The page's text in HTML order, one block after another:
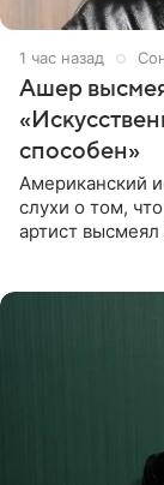
1 час назад
Ашер
способен»
Американский
слухи о том,
артист